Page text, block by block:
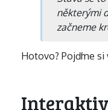
některými
začneme
Hotovo? Pojďme